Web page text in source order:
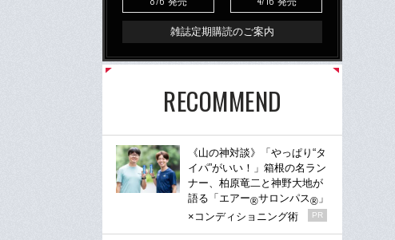
雑誌定期購読のご案内
RECOMMEND
《山の神対談》「やっぱり“タ
イパ”がいい！」箱根の名ラン
ナー、柏原竜二と神野大地が
語る「エアー®サロンパス® 」
×コンディショニング術
PR